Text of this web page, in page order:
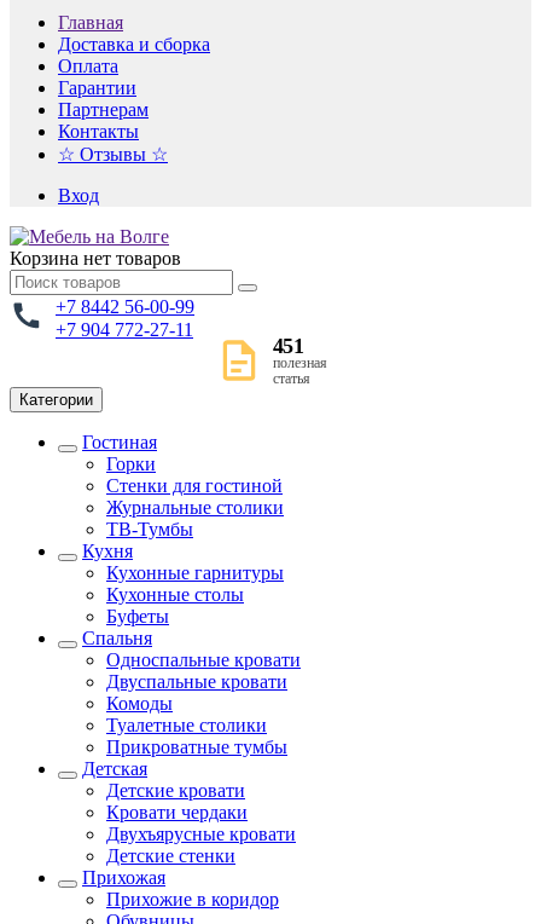
Главная
Доставка и сборка
Оплата
Гарантии
Партнерам
Контакты
☆ Отзывы ☆
Вход
Корзина нет товаров
+7 8442 56-00-99
+7 904 772-27-11
451
полезная
статья
Категории
Гостиная
Горки
Стенки для гостиной
Журнальные столики
TВ-Тумбы
Кухня
Кухонные гарнитуры
Кухонные столы
Буфеты
Спальня
Односпальные кровати
Двуспальные кровати
Комоды
Туалетные столики
Прикроватные тумбы
Детская
Детские кровати
Кровати чердаки
Двухъярусные кровати
Детские стенки
Прихожая
Прихожие в коридор